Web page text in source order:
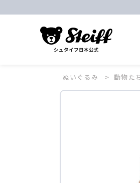
シュタイフ日本公式
ぬいぐるみ 動物た